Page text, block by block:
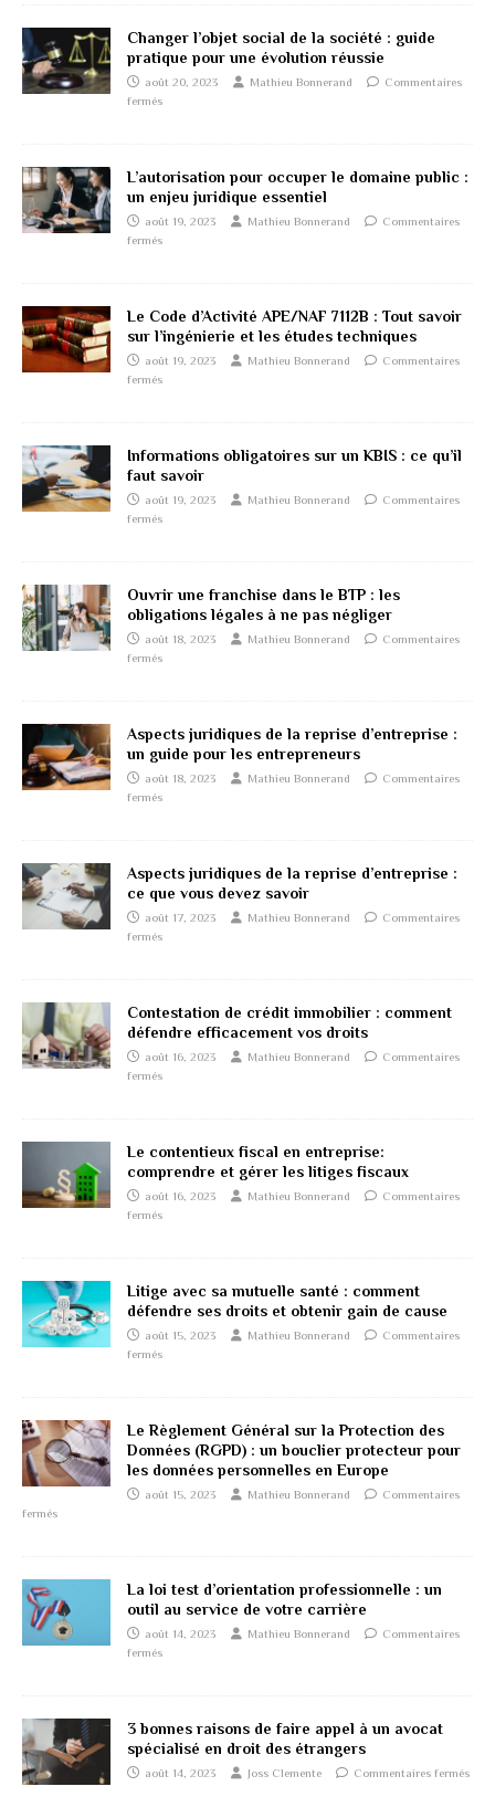
Changer l’objet social de la société : guide
pratique pour une évolution réussie
août 20, 2023 Mathieu Bonnerand
Commentaires
fermés
L’autorisation pour occuper le domaine public :
un enjeu juridique essentiel
août 19, 2023 Mathieu Bonnerand
Commentaires
fermés
Le Code d’Activité APE/NAF 7112B : Tout savoir
sur l’ingénierie et les études techniques
août 19, 2023 Mathieu Bonnerand
Commentaires
fermés
Informations obligatoires sur un KBIS : ce qu’il
faut savoir
août 19, 2023 Mathieu Bonnerand
Commentaires
fermés
Ouvrir une franchise dans le BTP : les
obligations légales à ne pas négliger
août 18, 2023 Mathieu Bonnerand
Commentaires
fermés
Aspects juridiques de la reprise d’entreprise :
un guide pour les entrepreneurs
août 18, 2023 Mathieu Bonnerand
Commentaires
fermés
Aspects juridiques de la reprise d’entreprise :
ce que vous devez savoir
août 17, 2023 Mathieu Bonnerand
Commentaires
fermés
Contestation de crédit immobilier : comment
défendre efficacement vos droits
août 16, 2023 Mathieu Bonnerand
Commentaires
fermés
Le contentieux fiscal en entreprise:
comprendre et gérer les litiges fiscaux
août 16, 2023 Mathieu Bonnerand
Commentaires
fermés
Litige avec sa mutuelle santé : comment
défendre ses droits et obtenir gain de cause
août 15, 2023 Mathieu Bonnerand
Commentaires
fermés
Le Règlement Général sur la Protection des
Données (RGPD) : un bouclier protecteur pour
les données personnelles en Europe
août 15, 2023 Mathieu Bonnerand
Commentaires
fermés
La loi test d’orientation professionnelle : un
outil au service de votre carrière
août 14, 2023 Mathieu Bonnerand
Commentaires
fermés
3 bonnes raisons de faire appel à un avocat
spécialisé en droit des étrangers
août 14, 2023 Joss Clemente Commentaires fermés